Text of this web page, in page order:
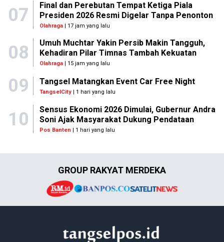
07
Final dan Perebutan Tempat Ketiga Piala
Presiden 2026 Resmi Digelar Tanpa Penonton
Olahraga| 17 jam yang lalu
08
Umuh Muchtar Yakin Persib Makin Tangguh,
Kehadiran Pilar Timnas Tambah Kekuatan
Olahraga| 15 jam yang lalu
09 Tangsel Matangkan Event Car Free Night
TangselCity | 1 hari yang lalu
10
Sensus Ekonomi 2026 Dimulai, Gubernur Andra
Soni Ajak Masyarakat Dukung Pendataan
Pos Banten | 1 hari yang lalu
GROUP RAKYAT MERDEKA